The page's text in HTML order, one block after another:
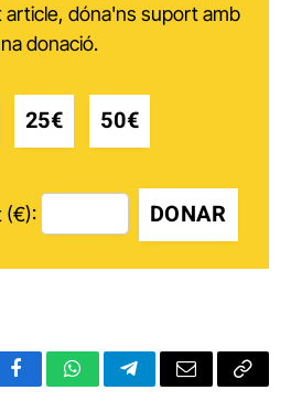
article, dóna'ns suport amb
donació.
25€ 50€
(€): DONAR
FacebookWhatsAppTelegramEmail Copy